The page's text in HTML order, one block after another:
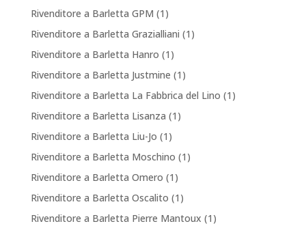
Rivenditore a Barletta GPM (1)
Rivenditore a Barletta Grazialliani (1)
Rivenditore a Barletta Hanro (1)
Rivenditore a Barletta Justmine (1)
Rivenditore a Barletta La Fabbrica del Lino (1)
Rivenditore a Barletta Lisanza (1)
Rivenditore a Barletta Liu-Jo (1)
Rivenditore a Barletta Moschino (1)
Rivenditore a Barletta Omero (1)
Rivenditore a Barletta Oscalito (1)
Rivenditore a Barletta Pierre Mantoux (1)